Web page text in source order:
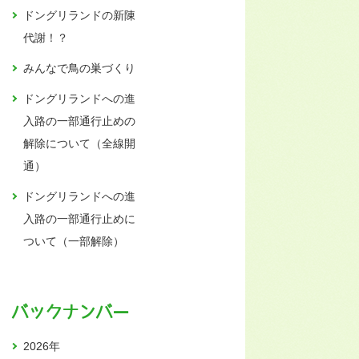
ドングリランドの新陳
代謝！？
みんなで鳥の巣づくり
ドングリランドへの進
入路の一部通行止めの
解除について（全線開
通）
ドングリランドへの進
入路の一部通行止めに
ついて（一部解除）
バックナンバー
2026年